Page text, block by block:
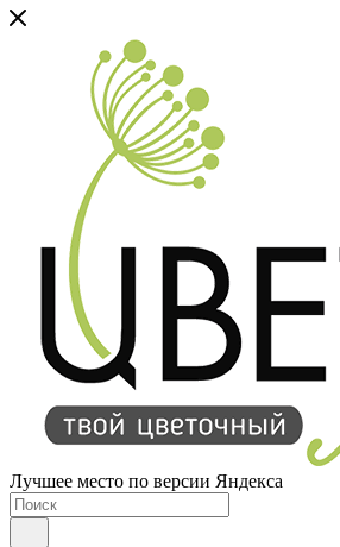
Лучшее место по версии Яндекса